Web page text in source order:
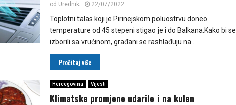
od Urednik 22/07/2022
Toplotni talas koji je Pirinejskom poluostrvu doneo
temperature od 45 stepeni stigao je i do Balkana.Kako bi se
izborili sa vrućinom, građani se rashlađuju na...
Pročitaj više
Hercegovina Vijesti
Klimatske promjene udarile i na kulen